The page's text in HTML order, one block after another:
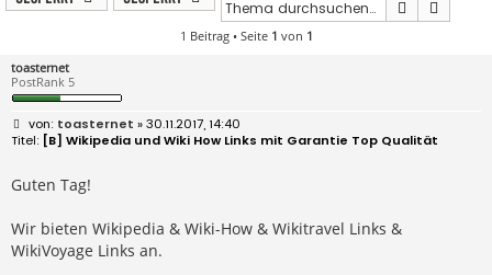
Suche
1 Beitrag • Seite 1 von 1
toasternet
PostRank 5
B
e
i
r
a
toasternet » 30.11.2017, 14:40
[B] Wikipedia und Wiki How Links mit Garantie Top Qualität
Guten Tag!
Wir bieten Wikipedia & Wiki-How & Wikitravel Links &
WikiVoyage Links an.